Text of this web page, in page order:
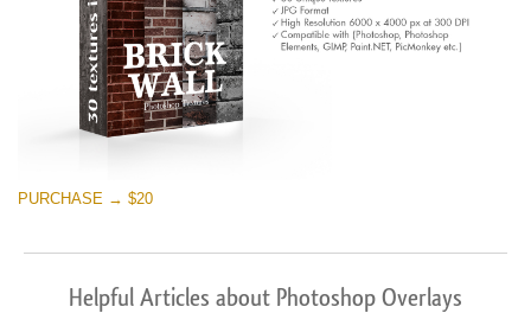
PURCHASE → $20
Helpful Articles about Photoshop Overlays